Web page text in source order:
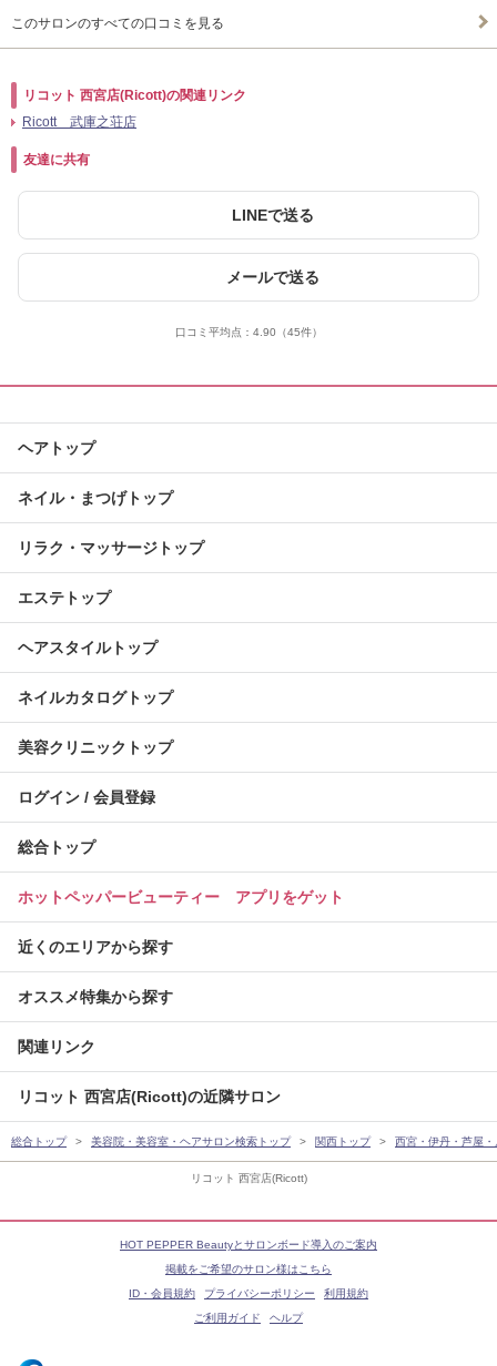
リコット 西宮店(Ricott)
このサロンのすべての口コミを見る
リコット 西宮店(Ricott)の関連リンク
Ricott 武庫之荘店
友達に共有
LINEで送る
メールで送る
口コミ平均点： 4.90 （45件）
ヘアトップ
ネイル・まつげトップ
リラク・マッサージトップ
エステトップ
ヘアスタイルトップ
ネイルカタログトップ
美容クリニックトップ
ログイン / 会員登録
総合トップ
ホットペッパービューティー アプリをゲット
近くのエリアから探す
オススメ特集から探す
関連リンク
リコット 西宮店(Ricott)の近隣サロン
総合トップ 美容院・美容室・ヘアサロン検索トップ 関西トップ 西宮・伊丹・芦屋
HOT PEPPER Beautyとサロンボード導入のご案内
掲載をご希望のサロン様はこちら
ID・会員規約
プライバシーポリシー
利用規約
ご利用ガイド
ヘルプ